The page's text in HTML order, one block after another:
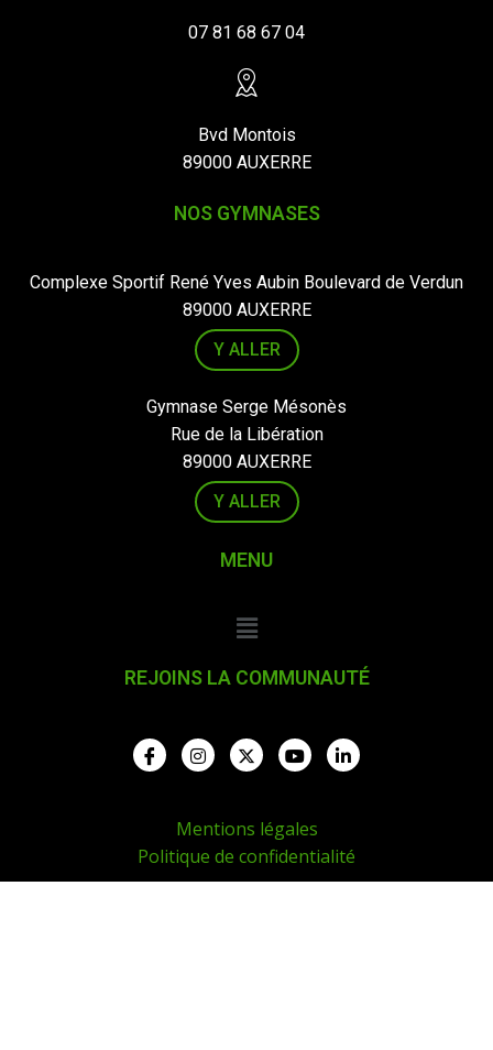
07 81 68 67 04
Bvd Montois
89000 AUXERRE
NOS GYMNASES
Complexe Sportif René Yves Aubin Boulevard de Verdun
89000 AUXERRE
Y ALLER
Gymnase Serge Mésonès
Rue de la Libération
89000 AUXERRE
Y ALLER
MENU
REJOINS LA COMMUNAUTÉ
Mentions légales
Politique de confidentialité